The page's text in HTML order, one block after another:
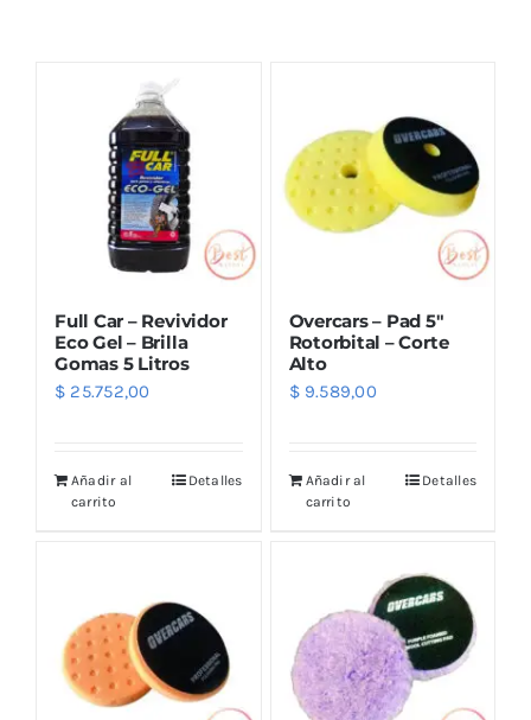
Combos
Mayorista
Marcas
Noticias
Full Car – Revividor
Eco Gel – Brilla
Gomas 5 Litros
$ 25.752,00
Añadir al
carrito
Detalles
Overcars – Pad 5″
Rotorbital – Corte
Alto
$9.589,00
Añadir al
carrito
Detalles